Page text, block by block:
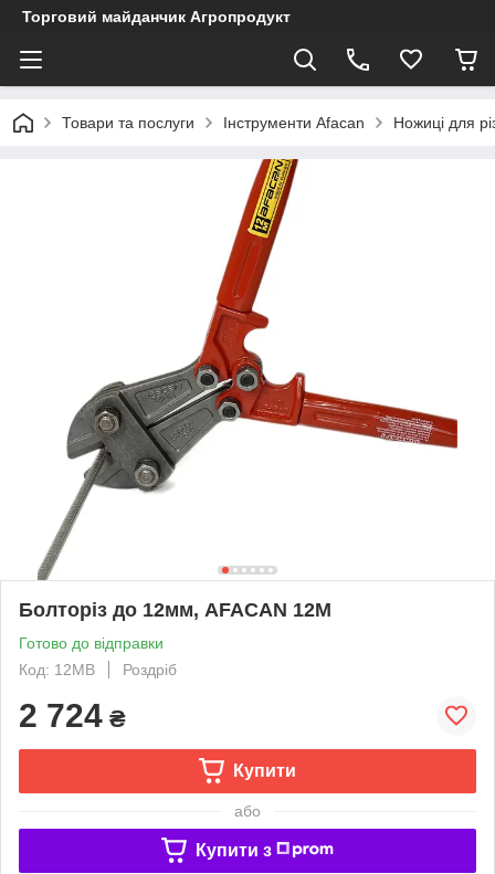
Торговий майданчик Агропродукт
Товари та послуги Інструменти Afacan Ножиці для
Болторіз до 12мм, AFACAN 12М
Готово до відправки
Код: 12MB
Роздріб
2 724 ₴
Купити
або
Купити з